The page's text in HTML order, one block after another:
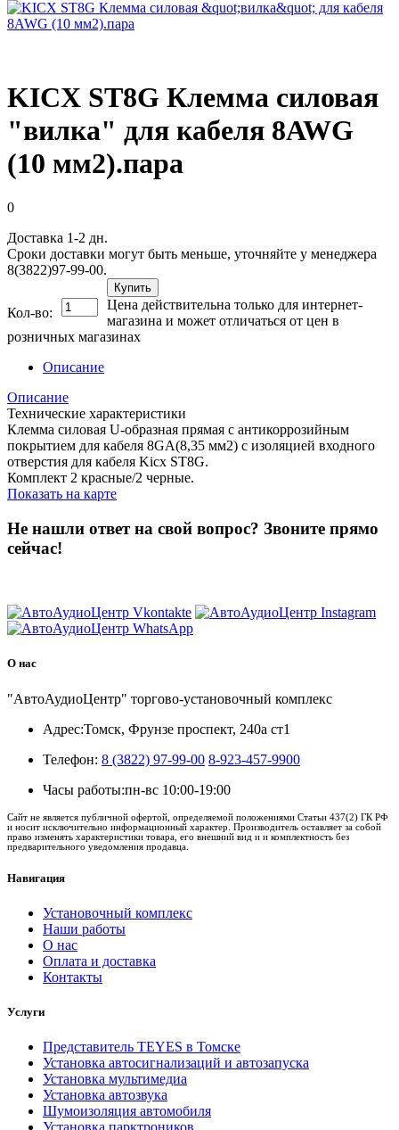
KICX ST8G Клемма силовая
"вилка" для кабеля 8AWG
(10 мм2).пара
0
Доставка 1-2 дн.
Сроки доставки могут быть меньше, уточняйте у менеджера
8(3822)97-99-00.
Кол-во:
Купить
Цена действительна только для интернет-
магазина и может отличаться от цен в
розничных магазинах
Описание
Описание
Технические характеристики
Клемма силовая U-образная прямая с антикоррозийным
покрытием для кабеля 8GA(8,35 мм2) c изоляцией входного
отверстия для кабеля Kicx ST8G.
Комплект 2 красные/2 черные.
Показать на карте
Не нашли ответ на свой вопрос? Звоните прямо
сейчас!
О нас
"АвтоАудиоЦентр" торгово-установочный комплекс
Адрес:Томск, Фрунзе проспект, 240а ст1
Телефон: 8 (3822) 97-99-00 8-923-457-9900
Часы работы:пн-вс 10:00-19:00
Сайт не является публичной офертой, определяемой положениями Статьи 437(2) ГК РФ
и носит исключительно информационный характер. Производитель оставляет за собой
право изменять характеристики товара, его внешний вид и и комплектность без
предварительного уведомления продавца.
Навигация
Установочный комплекс
Наши работы
О нас
Оплата и доставка
Контакты
Услуги
Представитель TEYES в Томске
Установка автосигнализаций и автозапуска
Установка мультимедиа
Установка автозвука
Шумоизоляция автомобиля